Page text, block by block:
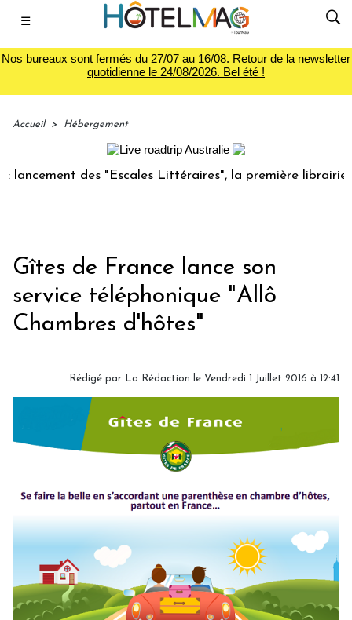
☰
Nos bureaux sont fermés du 27/07 au 16/08. Retour de la newsletter
quotidienne le 24/08/2026. Bel été !
Accueil > Hébergement
des "Escales Littéraires", la première librairie du
Gîtes de France lance son
service téléphonique "Allô
Chambres d'hôtes"
Rédigé par La Rédaction le Vendredi 1 Juillet 2016 à 12:41